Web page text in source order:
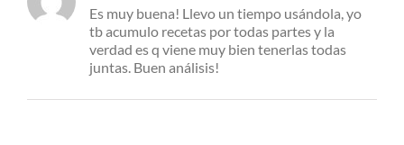
Es muy buena! Llevo un tiempo usándola, yo
tb acumulo recetas por todas partes y la
verdad es q viene muy bien tenerlas todas
juntas. Buen análisis!